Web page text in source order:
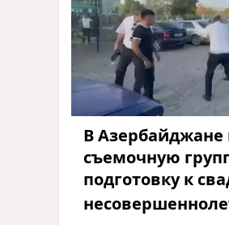
В Азербайджане
съемочную
подготовку к